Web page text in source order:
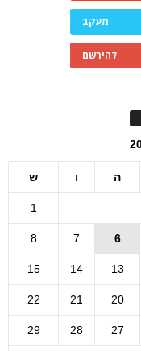
מעקב
להירשם
ה ו ש
1
6
7
8
13
14
15
20
21
22
27
28
29